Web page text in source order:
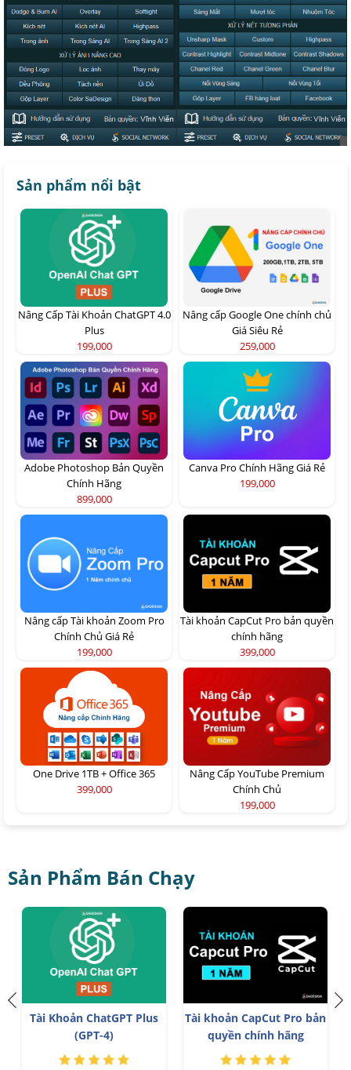
Sản phẩm nổi bật
Nâng Cấp Tài Khoản ChatGPT 4.0
Plus
199,000
Nâng cấp Google One chính chủ
Giá Siêu Rẻ
259,000
Adobe Photoshop Bản Quyền
Chính Hãng
899,000
Canva Pro Chính Hãng Giá Rẻ
199,000
Nâng cấp Tài khoản Zoom Pro
Chính Chủ Giá Rẻ
199,000
Tài khoản CapCut Pro bản quyền
chính hãng
399,000
One Drive 1TB + Office 365
399,000
Nâng Cấp YouTube Premium
Chính Chủ
199,000
Sản Phẩm Bán Chạy
Nâng cấp tài khoản
Gemini Advanced
Nâng cấp Duolingo Super